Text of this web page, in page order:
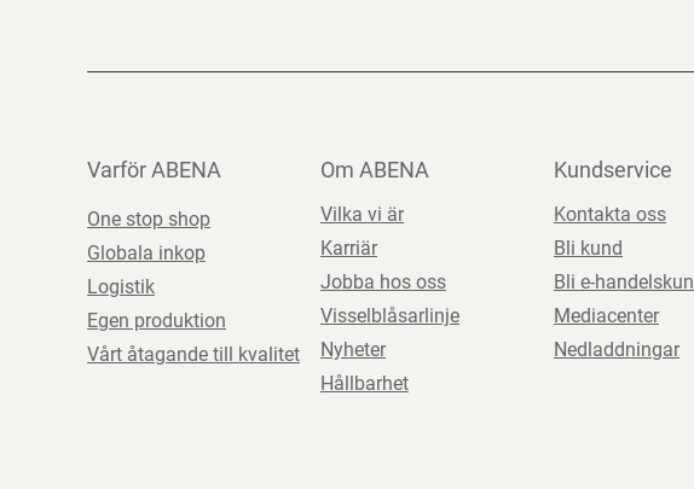
Varför ABENA
One stop shop
Globala inkop
Logistik
Egen produktion
Vårt åtagande till kvalitet
Om ABENA
Vilka vi är
Karriär
Jobba hos oss
Visselblåsarlinje
Nyheter
Hållbarhet
Kundservice
Kontakta oss
Bli kund
Bli e-
Mediacenter
Nedladdningar